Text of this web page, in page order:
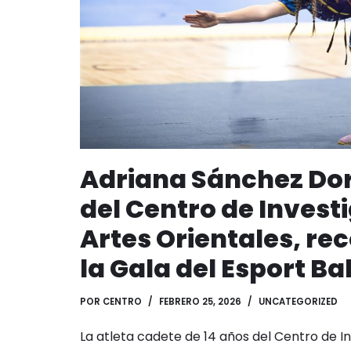
Adriana Sánchez
del Centro de
Artes Orientales,
la Gala del Esport
POR CENTRO FEBRERO 25, 2026 UNCATEGORIZED
La atleta cadete de 14 años del Centro de